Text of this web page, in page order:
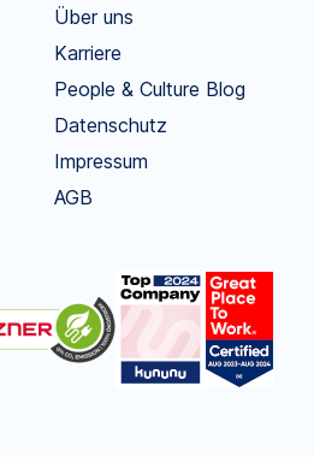
Über uns
Karriere
People & Culture Blog
Datenschutz
Impressum
AGB